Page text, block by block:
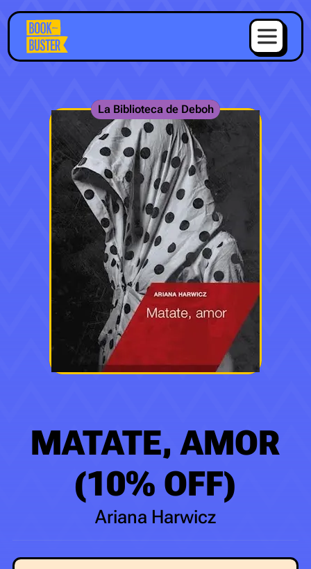
La Biblioteca de Deboh
MATATE, AMOR
(10% OFF)
Ariana Harwicz